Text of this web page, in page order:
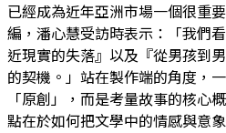
已經成為近年亞洲市場一個很重
編，潘心慧受訪時表示：「我們
近現實的失落』以及『從男孩到
的契機。」站在製作端的角度，
「原創」，而是考量故事的核心
點在於如何把文學中的情感與意